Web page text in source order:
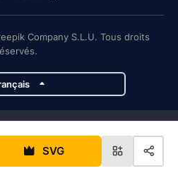
SVG
Company S.L.U. Tous droits